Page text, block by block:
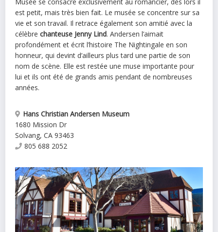
est petit, mais très bien fait. Le musée se concentre sur sa
vie et son travail. Il retrace également son amitié avec la
célèbrechanteuse Jenny Lind. Andersen l’aimait
profondément et écrit l’histoire The Nightingale en son
honneur, qui devint d’ailleurs plus tard une partie de son
nom de scène. Elle est restée une muse importante pour
lui et ils ont été de grands amis pendant de nombreuses
années.
Hans Christian Andersen Museum
1680 Mission Dr
Solvang, CA 93463
805 688 2052